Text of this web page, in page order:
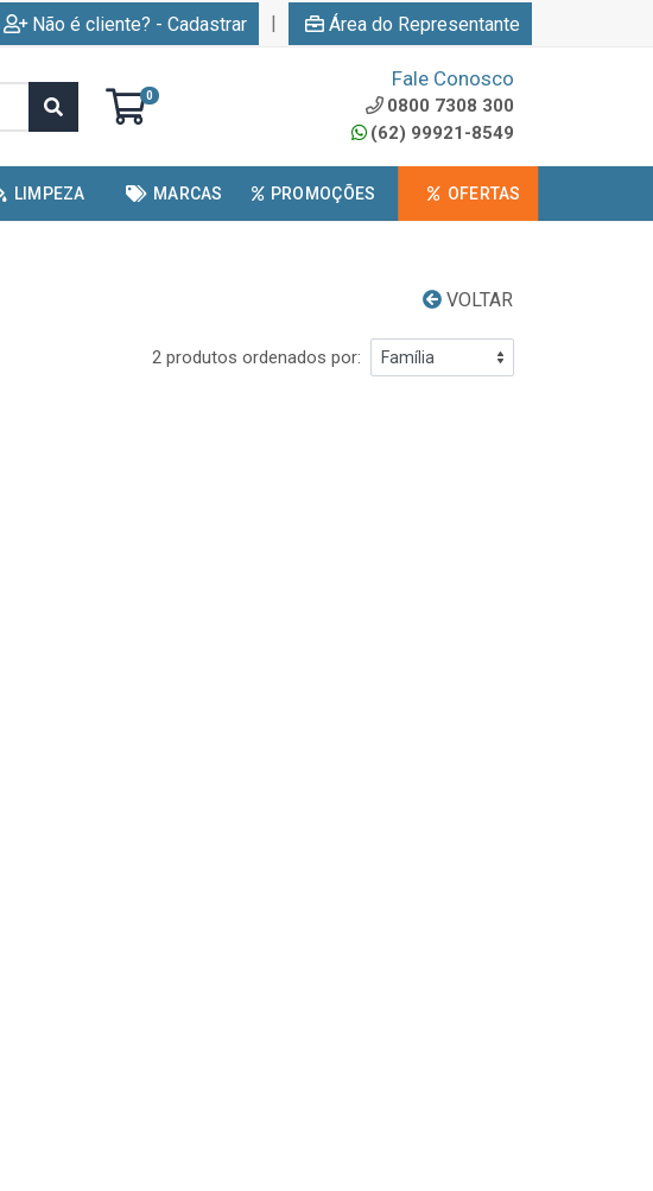
Não é cliente? - Cadastrar | Área do Representante
0
Fale Conosco
0800 7308 300
(62) 99921-8549
LIMPEZA MARCAS PROMOÇÕES OFERTAS
VOLTAR
2 produtos ordenados por: